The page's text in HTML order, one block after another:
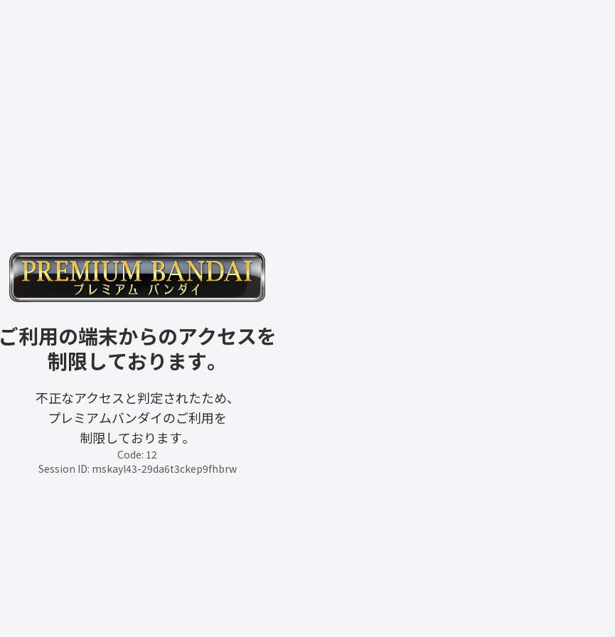
ご利用の端末からのアクセスを
制限しております。
不正なアクセスと判定されたため、
プレミアムバンダイのご利用を
制限しております。
Code: 12
Session ID: mskayl43-29da6t3ckep9fhbrw